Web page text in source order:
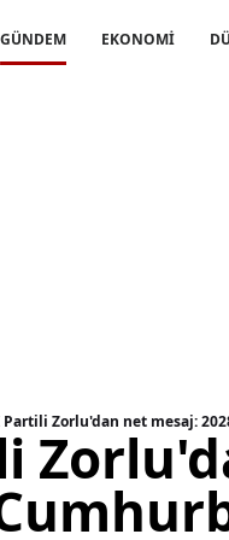
GÜNDEM EKONOMİ
Partili Zorlu'dan net mesaj: